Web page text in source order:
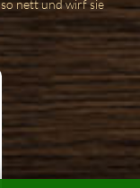
nett und wirf sie